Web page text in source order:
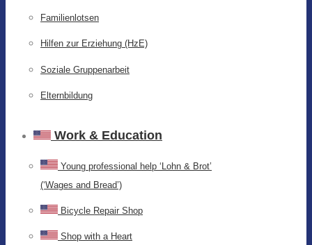
Familienlotsen
Hilfen zur Erziehung (HzE)
Soziale Gruppenarbeit
Elternbildung
Work & Education
Young professional help ‘Lohn & Brot’
(‘Wages and Bread’)
Bicycle Repair Shop
Shop with a Heart